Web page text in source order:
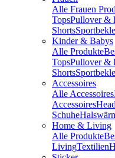
Alle Frauen
TopsPullover &
Shorts
Kinder & Babys
Alle Produkte
TopsPullover &
Shorts
Accessoires
Alle Accessoires
Accessoires
Schuhe
Home & Living
Alle Produkte
LivingTextilien